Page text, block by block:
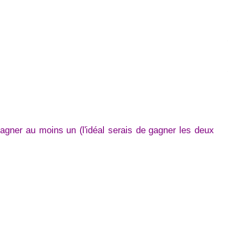
au moins un (l'idéal serais de gagner les deux